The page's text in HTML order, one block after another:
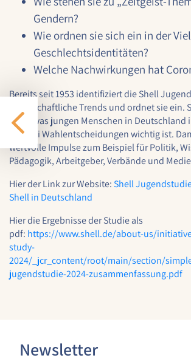
Gendern?
Wie ordnen sie sich ein in der
Geschlechtsidentitäten?
Welche Nachwirkungen hat
Bereits seit 1953 identifiziert die Shell
gesellschaftliche Trends und ordnet sie ein.
Blick, was jungen Menschen in Deutschland
und bei Wahlentscheidungen wichtig ist.
wertvolle Impulse zum Beispiel für Politik,
Pädagogik, Arbeitgeber, Verbände und
Hier der Link zur Website:Shell
Shell in Deutschland
Hier die Ergebnisse der Studie als
pdf: https://www.shell.de/about-us/
study-
2024/_jcr_content/root/main/section/
jugendstudie-2024-zusammenfassung.pdf
Newsletter
Name:
cookie_consent
Zweck:
Dieser Cookie speichert die
Einverständnis-Optionen des
Cookie Laufzeit:
1 Jahr
STATISTIK
Statistik Cookies erfassen
Diese Informationen helfen uns zu
Google Analytics
Name:
google_analytics
Sammelt anonymisierte Daten für
Website-Analyse und